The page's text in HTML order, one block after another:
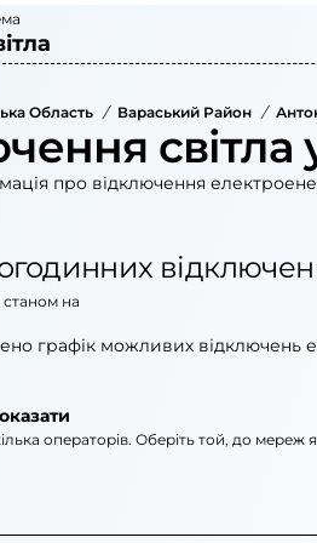
Область / Вараський Район /
світла
про відключення
станом на
графік можливих відключень
операторів. Оберіть той, до